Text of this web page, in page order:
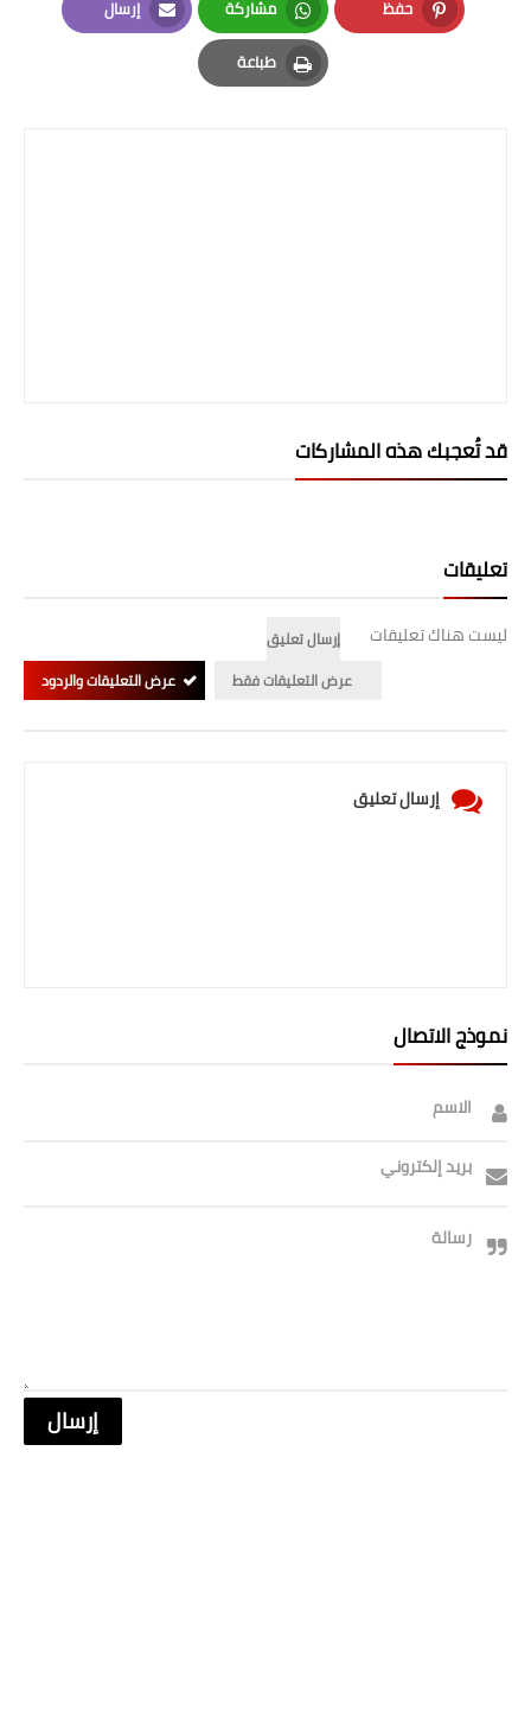
المرحلة الابتدائية
المرحلة المتوسطة
حفظ
Pinterest
مشاركة
Whatsapp
إرسال
Email
طباعة
Print
قد تُعجبك هذه المشاركات
تعليقات
ليست هناك تعليقات
إرسال تعليق
عرض التعليقات فقط
عرض التعليقات والردود
إرسال تعليق
نموذج الاتصال
الاسم
بريد إلكتروني
رسالة